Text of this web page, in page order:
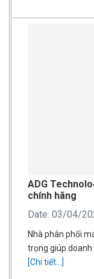
ADG
chính hãng
Date: 03/04/
Nhà phân phối
trọng giúp
[Chi tiết...]